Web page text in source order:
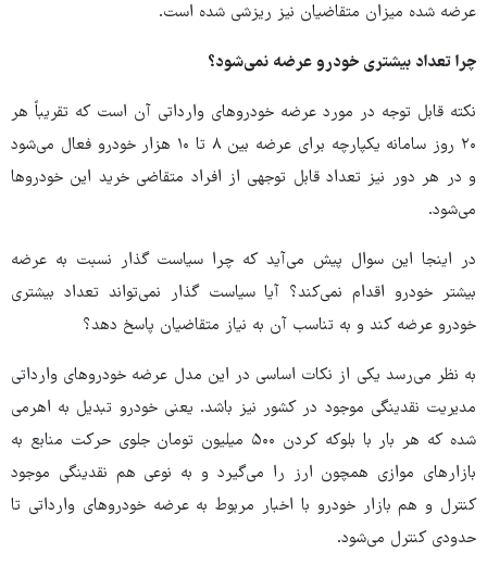
عرضه شده میزان متقاضیان نیز ریزشی شده است.
چرا تعداد بیشتری خودرو عرضه نمی‌شود؟
نکته قابل توجه در مورد عرضه خودروهای وارداتی آن است که تقریباً هر
۲۰ روز سامانه یکپارچه برای عرضه بین ۸ تا ۱۰ هزار خودرو فعال می‌شود
و در هر دور نیز تعداد قابل توجهی از افراد متقاضی خرید این خودروها
می‌شود.
در اینجا این سوال پیش می‌آید که چرا سیاست گذار نسبت به عرضه
بیشتر خودرو اقدام نمی‌کند؟ آیا سیاست گذار نمی‌تواند تعداد بیشتری
خودرو عرضه کند و به تناسب آن به نیاز متقاضیان پاسخ دهد؟
به نظر می‌رسد یکی از نکات اساسی در این مدل عرضه خودروهای وارداتی
مدیریت نقدینگی موجود در کشور نیز باشد. یعنی خودرو تبدیل به اهرمی
شده که هر بار با بلوکه کردن ۵۰۰ میلیون تومان جلوی حرکت منابع به
بازارهای موازی همچون ارز را می‌گیرد و به نوعی هم نقدینگی موجود
کنترل و هم بازار خودرو با اخبار مربوط به عرضه خودروهای وارداتی تا
حدودی کنترل می‌شود.